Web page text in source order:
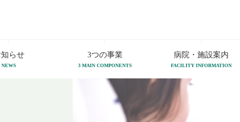
らせ
NEWS
3つの事業
3 MAIN COMPONENTS
病院・施設案内
FACILITY INFORMATION